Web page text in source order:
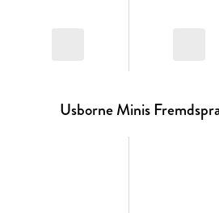
Usborne Minis